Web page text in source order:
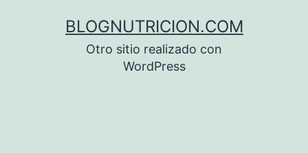
BLOGNUTRICION.COM
Otro sitio realizado con
WordPress